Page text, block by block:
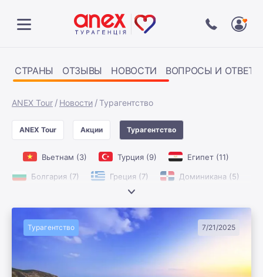
СТРАНЫ ОТЗЫВЫ НОВОСТИ ВОПРОСЫ И ОТВЕТЫ
ANEX Tour Новости Турагентство
ANEX Tour Акции Турагентство
Вьетнам 3 Турция 9 Египет 11
Болгария 7 Греция 7 Доминикана 5
ОАЭ
Турагентство 7/21/2025